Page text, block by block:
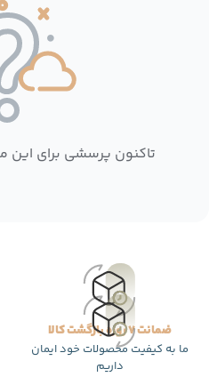
تاکنون پرسشی برای
ضمانت 7 روزه بازگشت کالا
ما به کیفیت محصولات خود ایمان
داریم